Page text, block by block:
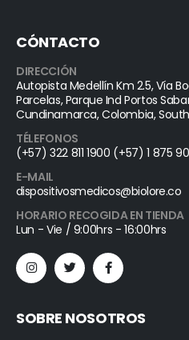
CÓNTACTO
DIRECCIÓN
Autopista Medellín Km 2.5, Vía
Parcelas, Parque Ind Portos
Cundinamarca, Colombia,
TÉLEFONOS
(+57) 322 811 1900 (+57) 1 875 90
E-MAIL
dispositivosmedicos@biolore.co
HORARIO RECOGIDA EN TIENDA
Lun - Vie / 9:00hrs - 16:00hrs
SOBRE NOSOTROS